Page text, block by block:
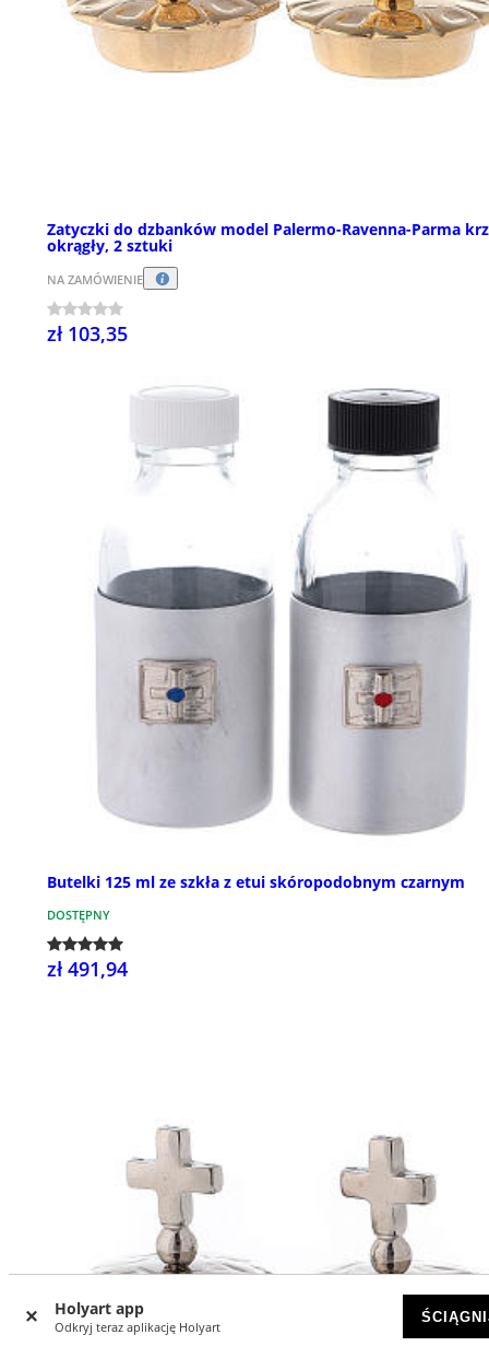
Holyart app
Odkryj teraz aplikację Holyart
Zatyczki do dzbanków model Palermo-Ravenna-Parma
okrągły, 2 sztuki
NA ZAMÓWIENIE
zł 103,35
Butelki 125 ml ze szkła z etui skóropodobnym czarnym
DOSTĘPNY
zł 491,94